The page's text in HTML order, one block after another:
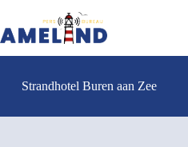
Strandhotel Buren aan Zee